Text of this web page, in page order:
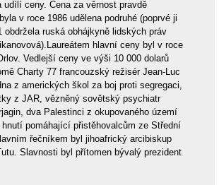
udílí ceny. Cena za věrnost pravdě
v roce 1986 udělena podruhé (poprvé ji
obdržela ruská obhájkyně lidských práv
hlavní ceny byl v roce
Vedlejší ceny ve výši 10 000 dolarů
Charty 77 francouzský režisér Jean-Luc
z amerických škol za boj proti segregaci,
z JAR, vězněný sovětský psychiatr
dva Palestinci z okupovaného území
pomáhající přistěhovalcům ze Střední
řečníkem byl jihoafrický arcibiskup
Slavnosti byl přítomen bývalý prezident